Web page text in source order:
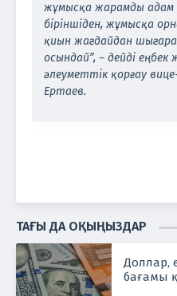
жұмысқа жарамды
біріншіден, жұмысқа
қиын жағдайдан
осындай”, – дейді
әлеуметтік қорғау
Ертаев.
ТАҒЫ ДА ОҚЫҢЫЗДАР
Доллар,
бағамы